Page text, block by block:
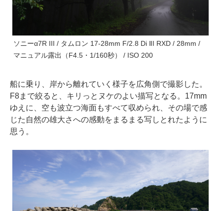
ソニーα7R III / タムロン 17-28mm F/2.8 Di III RXD / 28mm /
マニュアル露出（F4.5・1/160秒） / ISO 200
船に乗り、岸から離れていく様子を広角側で撮影した。
F8まで絞ると、キリっとヌケのよい描写となる。17mm
ゆえに、空も波立つ海面もすべて収められ、その場で感
じた自然の雄大さへの感動をまるまる写しとれたように
思う。